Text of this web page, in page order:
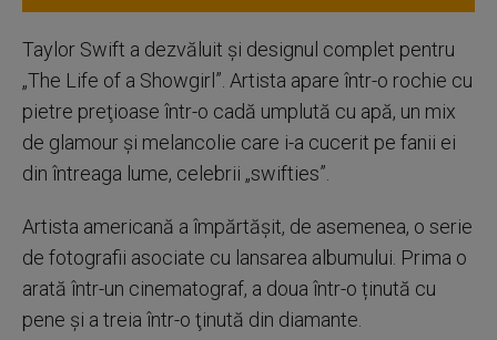
Taylor Swift a dezvăluit şi designul complet pentru
„The Life of a Showgirl”. Artista apare într-o rochie cu
pietre preţioase într-o cadă umplută cu apă, un mix
de glamour şi melancolie care i-a cucerit pe fanii ei
din întreaga lume, celebrii „swifties”.
Artista americană a împărtăşit, de asemenea, o serie
de fotografii asociate cu lansarea albumului. Prima o
arată într-un cinematograf, a doua într-o ținută cu
pene şi a treia într-o ţinută din diamante.